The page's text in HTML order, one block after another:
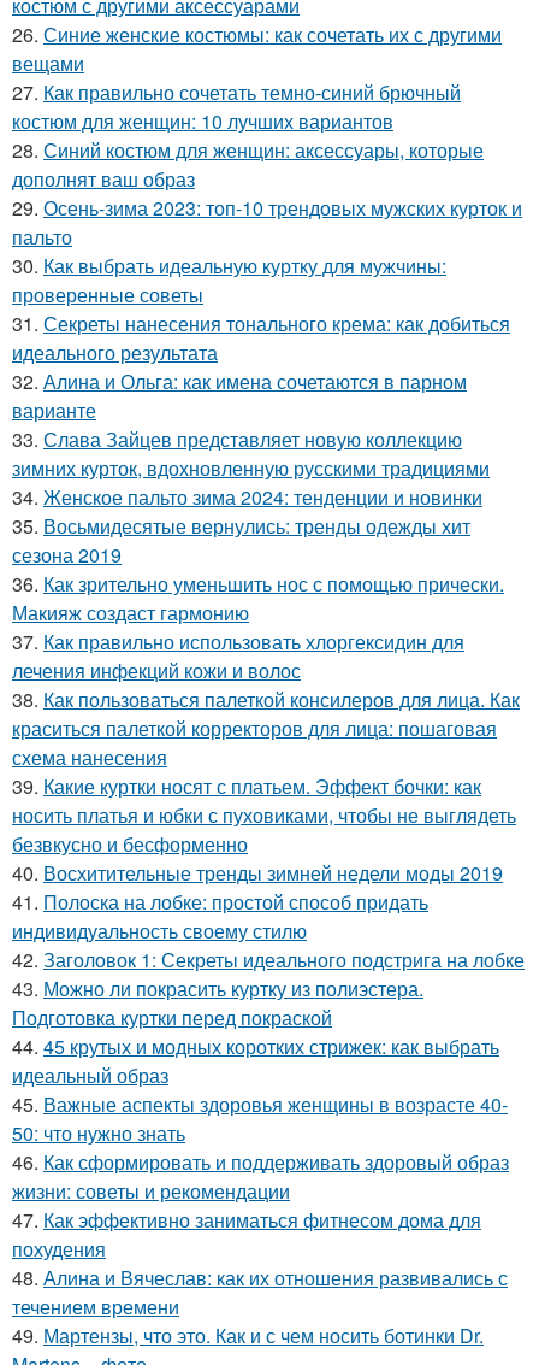
26. Синие женские костюмы: как сочетать их с другими
вещами
27. Как правильно сочетать темно-синий брючный
костюм для женщин: 10 лучших вариантов
28. Синий костюм для женщин: аксессуары, которые
дополнят ваш образ
29. Осень-зима 2023: топ-10 трендовых мужских курток и
пальто
30. Как выбрать идеальную куртку для мужчины:
проверенные советы
31. Секреты нанесения тонального крема: как добиться
идеального результата
32. Алина и Ольга: как имена сочетаются в парном
варианте
33. Слава Зайцев представляет новую коллекцию
зимних курток, вдохновленную русскими традициями
34. Женское пальто зима 2024: тенденции и новинки
35. Восьмидесятые вернулись: тренды одежды хит
сезона 2019
36. Как зрительно уменьшить нос с помощью прически.
Макияж создаст гармонию
37. Как правильно использовать хлоргексидин для
лечения инфекций кожи и волос
38. Как пользоваться палеткой консилеров для лица. Как
краситься палеткой корректоров для лица: пошаговая
схема нанесения
39. Какие куртки носят с платьем. Эффект бочки: как
носить платья и юбки с пуховиками, чтобы не выглядеть
безвкусно и бесформенно
40. Восхитительные тренды зимней недели моды 2019
41. Полоска на лобке: простой способ придать
индивидуальность своему стилю
42. Заголовок 1: Секреты идеального подстрига на лобке
43. Можно ли покрасить куртку из полиэстера.
Подготовка куртки перед покраской
44. 45 крутых и модных коротких стрижек: как выбрать
идеальный образ
45. Важные аспекты здоровья женщины в возрасте 40-
50: что нужно знать
46. Как сформировать и поддерживать здоровый образ
жизни: советы и рекомендации
47. Как эффективно заниматься фитнесом дома для
похудения
48. Алина и Вячеслав: как их отношения развивались с
течением времени
49. Мартензы, что это. Как и с чем носить ботинки Dr.